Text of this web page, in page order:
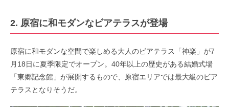
2. 原宿に和モダンなビアテラスが登場
原宿に和モダンな空間で楽しめる大人のビアテラス「神楽」が7
月18日に夏季限定でオープン。40年以上の歴史がある結婚式場
「東郷記念館」が展開するもので、原宿エリアでは最大級のビア
テラスとなりそうだ。